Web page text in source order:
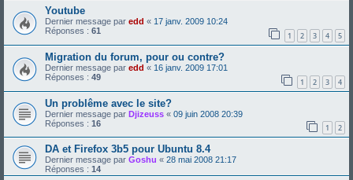
Youtube
Dernier message par edd « 17 janv. 2009 10:24
Réponses : 61 1 2 3 4 5
Migration du forum, pour ou contre?
Dernier message par edd « 16 janv. 2009 17:01
Réponses : 49 1 2 3 4
Un problême avec le site?
Dernier message par Djizeuss « 09 juin 2008 20:39
Réponses : 16 1 2
DA et Firefox 3b5 pour Ubuntu 8.4
Dernier message par Goshu « 28 mai 2008 21:17
Réponses : 14